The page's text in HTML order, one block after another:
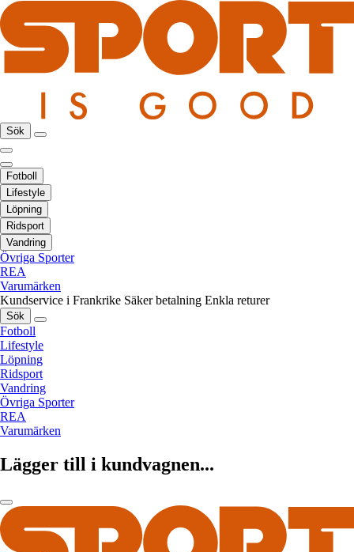
Sök
Fotboll
Lifestyle
Löpning
Ridsport
Vandring
Övriga Sporter
REA
Varumärken
Kundservice i Frankrike Säker betalning Enkla returer
Sök
Fotboll
Lifestyle
Löpning
Ridsport
Vandring
Övriga Sporter
REA
Varumärken
Lägger till i kundvagnen...